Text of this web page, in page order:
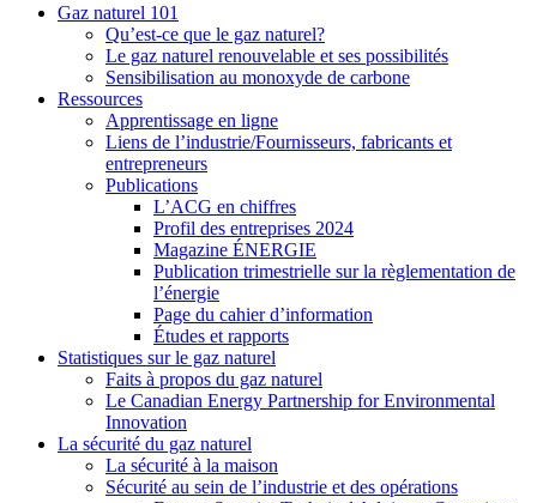
Gaz naturel 101
Qu’est-ce que le gaz naturel?
Le gaz naturel renouvelable et ses possibilités
Sensibilisation au monoxyde de carbone
Ressources
Apprentissage en ligne
Liens de l’industrie/Fournisseurs, fabricants et
entrepreneurs
Publications
L’ACG en chiffres
Profil des entreprises 2024
Magazine ÉNERGIE
Publication trimestrielle sur la règlementation de
l’énergie
Page du cahier d’information
Études et rapports
Statistiques sur le gaz naturel
Faits à propos du gaz naturel
Le Canadian Energy Partnership for Environmental
Innovation
La sécurité du gaz naturel
La sécurité à la maison
Sécurité au sein de l’industrie et des opérations